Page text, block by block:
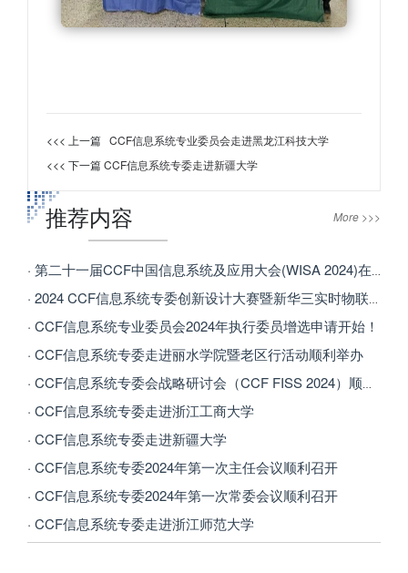
<<< 上一篇 CCF信息系统专业委员会走进黑龙江科技大学
<<< 下一篇CCF信息系统专委走进新疆大学
推荐内容 More >>>
· 第二十一届CCF中国信息系统及应用大会(WISA 2024)在银川成功举办
· 2024 CCF信息系统专委创新设计大赛暨新华三实时物联网攻击检测算法竞赛
· CCF信息系统专业委员会2024年执行委员增选申请开始！
· CCF信息系统专委走进丽水学院暨老区行活动顺利举办
· CCF信息系统专委会战略研讨会（CCF FISS 2024）顺利召开
· CCF信息系统专委走进浙江工商大学
· CCF信息系统专委走进新疆大学
· CCF信息系统专委2024年第一次主任会议顺利召开
· CCF信息系统专委2024年第一次常委会议顺利召开
· CCF信息系统专委走进浙江师范大学